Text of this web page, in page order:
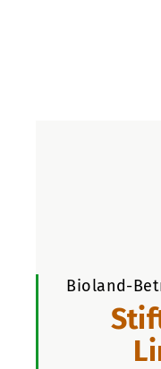
Bioland-